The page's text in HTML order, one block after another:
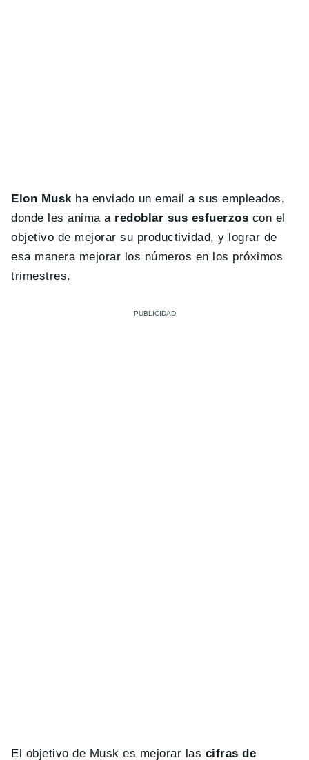
Elon Muskha enviado un email a sus empleados,
donde les anima aredoblar sus esfuerzos con el
objetivo de mejorar su productividad, y lograr de
esa manera mejorar los números en los próximos
trimestres.
El objetivo de Musk es mejorar las cifras de